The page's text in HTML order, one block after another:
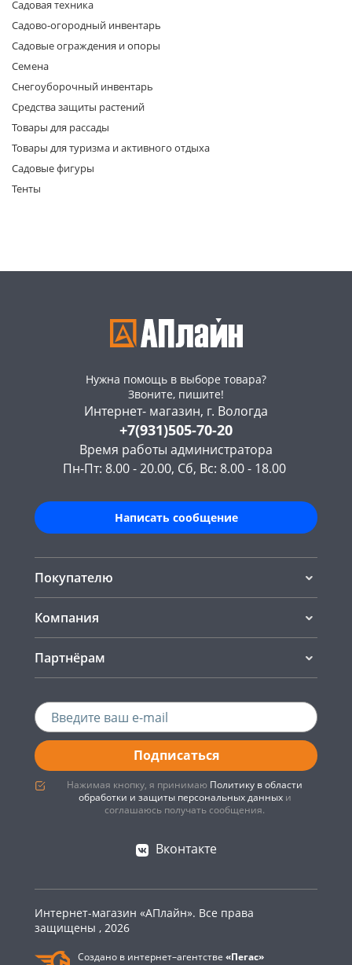
Садовая техника
Садово-огородный инвентарь
Садовые ограждения и опоры
Семена
Снегоуборочный инвентарь
Средства защиты растений
Товары для рассады
Товары для туризма и активного отдыха
Садовые фигуры
Тенты
Нужна помощь в выборе товара?
Звоните, пишите!
Интернет- магазин, г. Вологда
+7(931)505-70-20
Время работы администратора
Пн-Пт: 8.00 - 20.00, Сб, Вс: 8.00 - 18.00
Написать сообщение
Покупателю
Компания
Партнёрам
Подписаться
Нажимая кнопку, я принимаю Политику в области
обработки и защиты персональных данныхи
соглашаюсь получать сообщения.
Вконтакте
Интернет-магазин «АПлайн». Все права
защищены , 2026
Создано в интернет–агентстве «Пегас»